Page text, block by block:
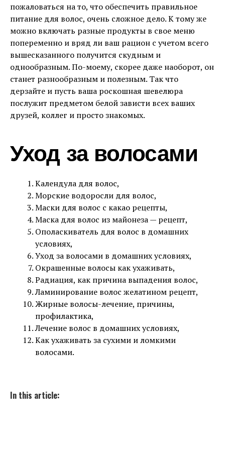
пожаловаться на то, что обеспечить правильное
питание для волос, очень сложное дело. К тому же
можно включать разные продукты в свое меню
попеременно и вряд ли ваш рацион с учетом всего
вышесказанного получится скудным и
однообразным. По-моему, скорее даже наоборот, он
станет разнообразным и полезным. Так что
дерзайте и пусть ваша роскошная шевелюра
послужит предметом белой зависти всех ваших
друзей, коллег и просто знакомых.
Уход за волосами
Календула для волос,
Морские водоросли для волос,
Маски для волос с какао рецепты,
Маска для волос из майонеза — рецепт,
Ополаскиватель для волос в домашних
условиях,
Уход за волосами в домашних условиях,
Окрашенные волосы как ухаживать,
Радиация, как причина выпадения волос,
Ламинирование волос желатином рецепт,
Жирные волосы-лечение, причины,
профилактика,
Лечение волос в домашних условиях,
Как ухаживать за сухими и ломкими
волосами.
In this article: